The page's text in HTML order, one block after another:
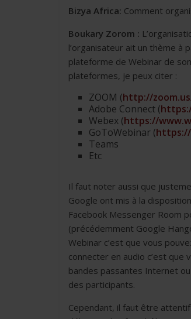
Bizya Africa: Comment
Boukary Zorom :
l’organisateur ait un thème à
plateforme de Webinar de
plateformes, je peux citer :
ZOOM (http://
Adobe Connect (
Webex (https://
GoToWebinar (
Teams
Etc
Il faut noter aussi que
Google ont mis à la
Facebook Messenger Room
(précédemment Google
Webinar c’est que vous
connecter en audio c’est que
bandes passantes Internet
des participants.
Cependant, il faut être